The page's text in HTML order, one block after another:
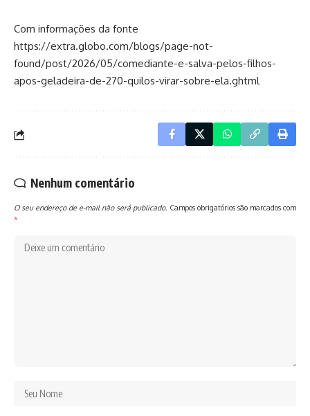
Com informações da fonte
https://extra.globo.com/blogs/page-not-
found/post/2026/05/comediante-e-salva-pelos-filhos-
apos-geladeira-de-270-quilos-virar-sobre-ela.ghtml
Nenhum comentário
O seu endereço de e-mail não será publicado. Campos obrigatórios são marcados com
*